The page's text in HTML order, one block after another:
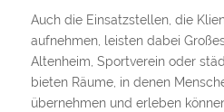
Auch die Einsatzstellen, die
aufnehmen, leisten dabei
Altenheim, Sportverein oder
bieten Räume, in denen
übernehmen und erleben